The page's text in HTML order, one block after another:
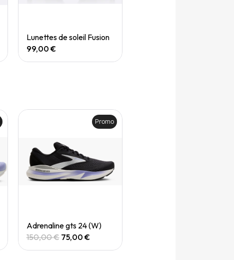
Quick View
Lunettes de soleil Fusion
99,00 €
Quick View
Promo
Adrenaline gts 24 (W)
150,00 € 75,00 €